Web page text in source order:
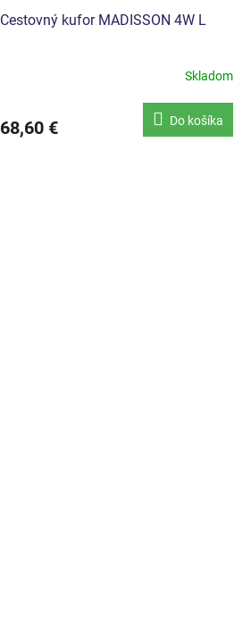
Cestovný kufor MADISSON 4W L
Skladom
68,60 € Do košíka